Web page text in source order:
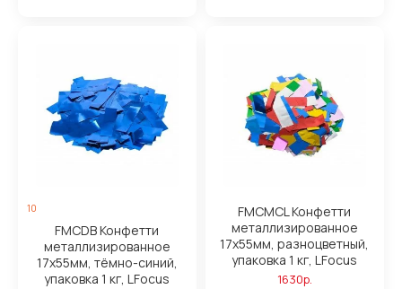
10
FMCDB Конфетти
металлизированное
17х55мм, тёмно-синий,
упаковка 1 кг, LFocus
FMCMCL Конфетти
металлизированное
17х55мм, разноцветный,
упаковка 1 кг, LFocus
1630р.